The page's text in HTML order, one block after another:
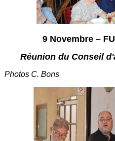
9 Novembre –
Réunion du Conseil
Photos C. Bons